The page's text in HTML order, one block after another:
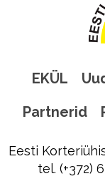
EKÜL
Partnerid
Eesti
tel. (+372)